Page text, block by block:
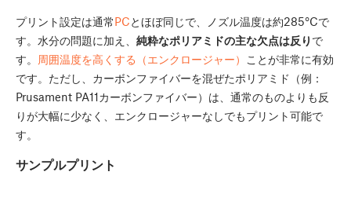
プリント設定は通常PCとほぼ同じで、ノズル温度は約285°Cで
す。水分の問題に加え、 純粋なポリアミドの主な欠点は反り で
す。
周囲温度を高くする（エンクロージャー）
ことが非常に有効
です。ただし、カーボンファイバーを混ぜたポリアミド（例：
Prusament PA11カーボンファイバー）は、通常のものよりも反
りが大幅に少なく、エンクロージャーなしでもプリント可能で
す。
サンプルプリント